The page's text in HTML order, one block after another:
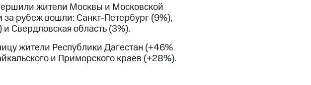
жители Москвы и Московской
рубеж вошли: Санкт-Петербург (9%),
Свердловская область (3%).
жители Республики Дагестан (+46%
и Приморского краев (+28%).